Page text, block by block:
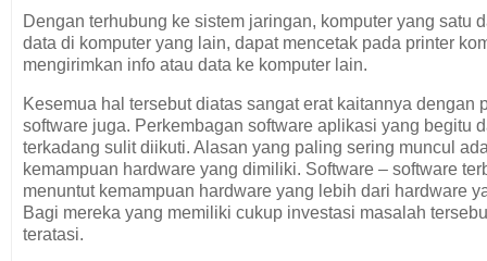
Dengan terhubung ke sistem jaringan, komputer yang satu
data di komputer yang lain, dapat mencetak pada printer
mengirimkan info atau data ke komputer lain.
Kesemua hal tersebut diatas sangat erat kaitannya dengan
software juga. Perkembagan software aplikasi yang begitu
terkadang sulit diikuti. Alasan yang paling sering muncul
kemampuan hardware yang dimiliki. Software – software
menuntut kemampuan hardware yang lebih dari hardware
Bagi mereka yang memiliki cukup investasi masalah
teratasi.